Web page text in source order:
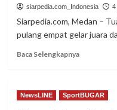
Perdana
Latihan
U-
siarpedia.com_Indonesia 4
Siarpedia.com, Medan –
pulang empat gelar juara
Baca SelengkapnyaRead
International
NewsLINE SportBUGAR